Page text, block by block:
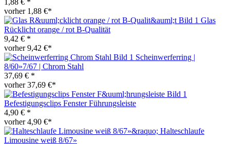
vorher 1,88 €*
Glas
Rücklicht orange / rot B-Qualität
9,42 € *
vorher 9,42 €*
Scheinwerferring |
8/60»7/67 | Chrom Stahl
37,69 € *
vorher 37,69 €*
Befestigungsclips Fenster Führungsleiste
4,90 € *
vorher 4,90 €*
Halteschlaufe
Limousine weiß 8/67»